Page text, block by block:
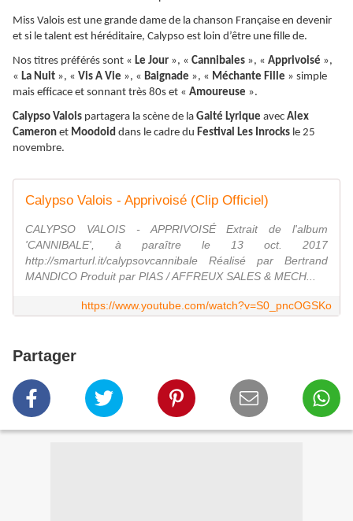
Miss Valois est une grande dame de la chanson Française en devenir
et si le talent est héréditaire, Calypso est loin d’être une fille de.
Nos titres préférés sont « Le Jour », « Cannibales », « Apprivoisé »,
« La Nuit », « Vis A Vie », « Baignade », « Méchante Fille » simple
mais efficace et sonnant très 80s et « Amoureuse ».
Calypso Valois partagera la scène de la Gaité Lyrique avec Alex
Cameron et Moodoid dans le cadre du Festival Les Inrocks le 25
novembre.
Calypso Valois - Apprivoisé (Clip Officiel)
CALYPSO VALOIS - APPRIVOISÉ Extrait de l'album
'CANNIBALE', à paraître le 13 oct. 2017
http://smarturl.it/calypsovcannibale Réalisé par Bertrand
MANDICO Produit par PIAS / AFFREUX SALES & MECH...
https://www.youtube.com/watch?v=S0_pncOGSKo
Partager